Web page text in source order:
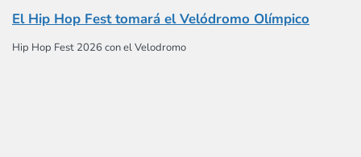
El Hip Hop Fest tomará el Velódromo Olímpico
Hip Hop Fest 2026 con el Velodromo